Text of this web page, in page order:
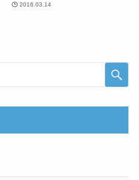
2016.03.14